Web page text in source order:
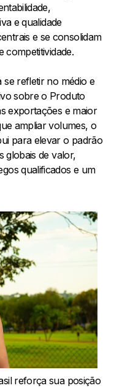
e qualidade
e se consolidam
competitividade.
se refletir no médio e
sobre o Produto
exportações e maior
ampliar volumes, o
para elevar o padrão
globais de valor,
qualificados e um
reforça sua posição